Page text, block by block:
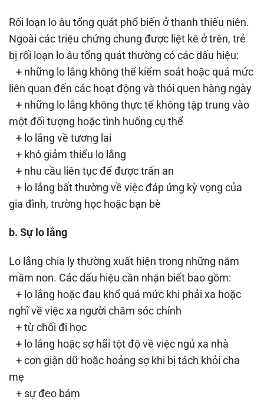
Rối loạn lo âu tổng quát phổ biến ở thanh thiếu niên.
Ngoài các triệu chứng chung được liệt kê ở trên, trẻ
bị rối loạn lo âu tổng quát thường có các dấu hiệu:
+ những lo lắng không thể kiểm soát hoặc quá mức
liên quan đến các hoạt động và thói quen hàng ngày
+ những lo lắng không thực tế không tập trung vào
một đối tượng hoặc tình huống cụ thể
+ lo lắng về tương lai
+ khó giảm thiểu lo lắng
+ nhu cầu liên tục để được trấn an
+ lo lắng bất thường về việc đáp ứng kỳ vọng của
gia đình, trường học hoặc bạn bè
b. Sự lo lắng
Lo lắng chia ly thường xuất hiện trong những năm
mầm non. Các dấu hiệu cần nhận biết bao gồm:
+ lo lắng hoặc đau khổ quá mức khi phải xa hoặc
nghĩ về việc xa người chăm sóc chính
+ từ chối đi học
+ lo lắng hoặc sợ hãi tột độ về việc ngủ xa nhà
+ cơn giận dữ hoặc hoảng sợ khi bị tách khỏi cha
mẹ
+ sự đeo bám